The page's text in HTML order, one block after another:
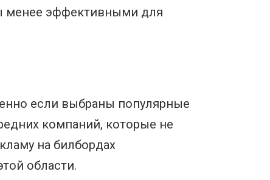
менее эффективными для
если выбраны популярные
компаний, которые не
на билбордах
области.